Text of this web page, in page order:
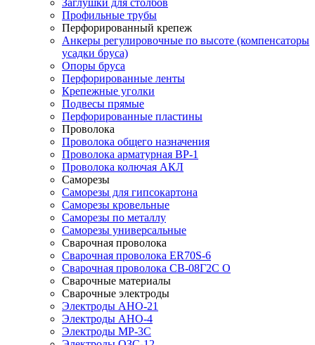
Заглушки для столбов
Профильные трубы
Перфорированный крепеж
Анкеры регулировочные по высоте (компенсаторы
усадки бруса)
Опоры бруса
Перфорированные ленты
Крепежные уголки
Подвесы прямые
Перфорированные пластины
Проволока
Проволока общего назначения
Проволока арматурная ВР-1
Проволока колючая АКЛ
Саморезы
Саморезы для гипсокартона
Саморезы кровельные
Саморезы по металлу
Саморезы универсальные
Сварочная проволока
Сварочная проволока ER70S-6
Сварочная проволока СВ-08Г2С О
Сварочные материалы
Сварочные электроды
Электроды АНО-21
Электроды АНО-4
Электроды МР-3С